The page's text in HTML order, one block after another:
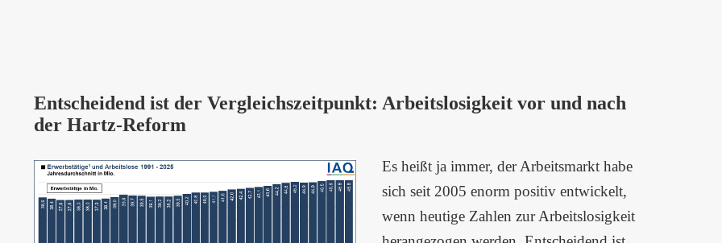
Entscheidend ist der Vergleichszeitpunkt: Arbeitslosigkeit vor und nach
der Hartz-Reform
Es heißt ja immer, der Arbeitsmarkt habe
sich seit 2005 enorm positiv entwickelt,
wenn heutige Zahlen zur Arbeitslosigkeit